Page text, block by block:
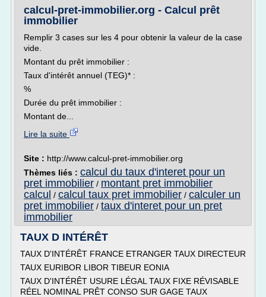
calcul-pret-immobilier.org - Calcul prêt
immobilier
Remplir 3 cases sur les 4 pour obtenir la valeur de la case
vide.
Montant du prêt immobilier :
Taux d'intérêt annuel (TEG)* :
%
Durée du prêt immobilier :
Montant de...
Lire la suite
Site : http://www.calcul-pret-immobilier.org
Thèmes liés : calcul du taux d'interet pour un
pret immobilier / montant pret immobilier
calcul / calcul taux pret immobilier / calculer un
pret immobilier / taux d'interet pour un pret
immobilier
TAUX D INTÉRÊT
TAUX D'INTÉRÊT FRANCE ETRANGER TAUX DIRECTEUR
TAUX EURIBOR LIBOR TIBEUR EONIA
TAUX D'INTÉRÊT USURE LÉGAL TAUX FIXE RÉVISABLE
RÉEL NOMINAL PRÊT CONSO SUR GAGE TAUX